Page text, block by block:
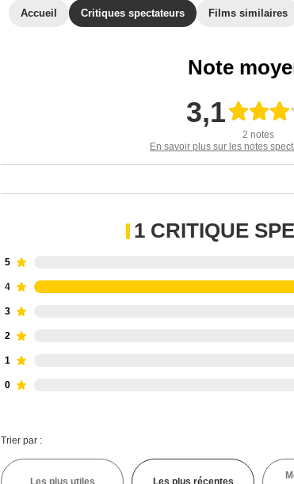
Accueil Critiques spectateurs Films similaires
Note
3,1
2 notes
En savoir plus sur les notes
1 CRITIQUE
5
4
3
2
1
0
Trier par :
Les plus utiles Les plus récentes